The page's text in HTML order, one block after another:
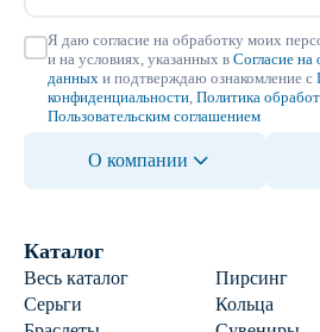
Я даю согласие на обработку моих
и на условиях, указанных в Согласие на
данных и подтверждаю ознакомление с
конфиденциальности Политика
Пользовательским соглашением
О компании
Каталог
Весь каталог
Пирсинг
Серьги
Кольца